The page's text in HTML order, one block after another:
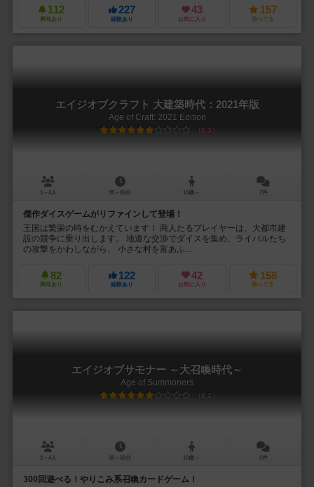
112
興味あり
227
経験あり
43
お気に入り
157
持ってる
エイジオブクラフト 大建築時代：2021年版
Age of Craft: 2021 Edition
6.3
1～4人 30～60分 10歳～ 7件
傑作ダイスゲームがリファインして登場！
王国は繁栄の時をむかえています！ 商人たるプレイヤーは、大都市建
設の競争に乗り出します。 地道な交渉でダイスを集め、ライバルたち
の攻撃をかわしながら、 小さな村を富あふ...
82
興味あり
122
経験あり
42
お気に入り
158
持ってる
エイジオブサモナー ～大召喚時代～
Age of Summoners
6.2
2～4人 30～50分 10歳～ 2件
300回遊べる！やりこみ系召喚カードゲーム！